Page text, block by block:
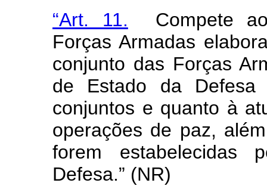
“Art. 11. Compete ao
Forças Armadas
conjunto das Forças
de Estado da Defesa
conjuntos e quanto à
operações de paz,
forem estabelecidas
Defesa.” (NR)